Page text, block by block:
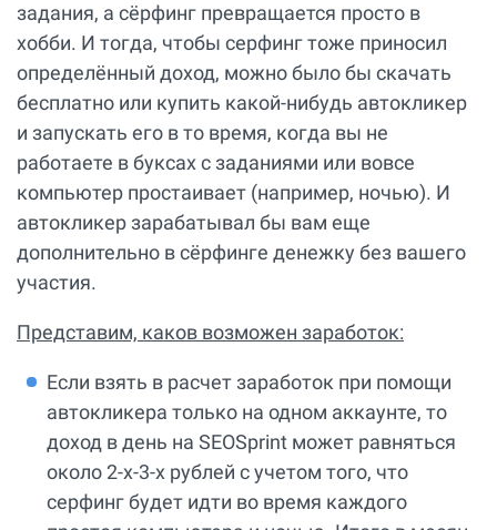
задания, а сёрфинг превращается просто в
хобби. И тогда, чтобы серфинг тоже приносил
определённый доход, можно было бы скачать
бесплатно или купить какой-нибудь автокликер
и запускать его в то время, когда вы не
работаете в буксах с заданиями или вовсе
компьютер простаивает (например, ночью). И
автокликер зарабатывал бы вам еще
дополнительно в сёрфинге денежку без вашего
участия.
Представим, каков возможен заработок:
Если взять в расчет заработок при помощи
автокликера только на одном аккаунте, то
доход в день на SEOSprint может равняться
около 2-х-3-х рублей с учетом того, что
серфинг будет идти во время каждого